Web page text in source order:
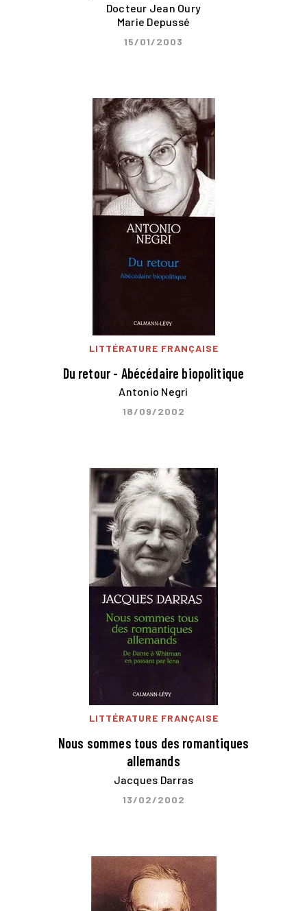
Docteur Jean Oury
Marie Depussé
15/01/2003
LITTÉRATURE FRANÇAISE
Du retour - Abécédaire biopolitique
Antonio Negri
18/09/2002
LITTÉRATURE FRANÇAISE
Nous sommes tous des romantiques
allemands
Jacques Darras
13/02/2002